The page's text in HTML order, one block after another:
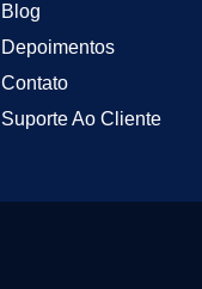
Blog
Depoimentos
Contato
Suporte Ao Cliente